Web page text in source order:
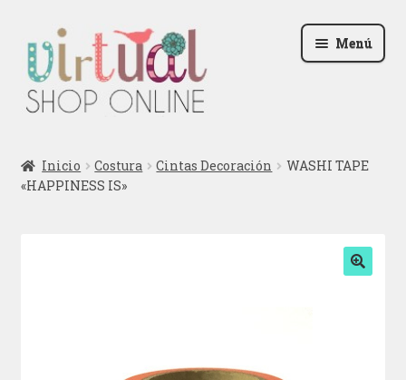
la
navegación
al
contenido
Menú
Podcast
Inicio Costura Cintas Decoración
WASHI TAPE
«HAPPINESS IS»